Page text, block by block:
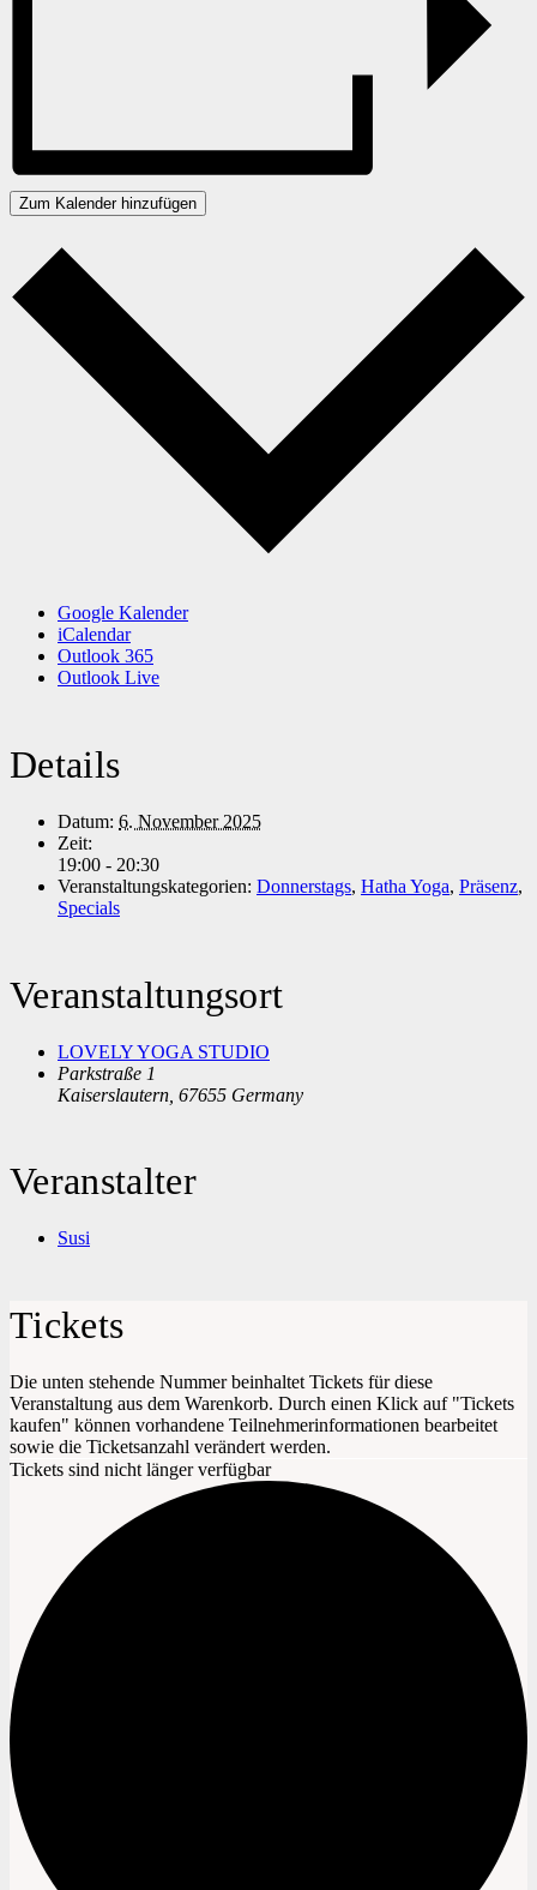
Zum Kalender hinzufügen
Google Kalender
iCalendar
Outlook 365
Outlook Live
Details
Datum: 6. November 2025
Zeit:
19:00 - 20:30
Veranstaltungskategorien: Donnerstags, Hatha Yoga, Präsenz,
Specials
Veranstaltungsort
LOVELY YOGA STUDIO
Parkstraße 1
Kaiserslautern 67655 Germany
Veranstalter
Susi
Tickets
Die unten stehende Nummer beinhaltet Tickets für diese
Veranstaltung aus dem Warenkorb. Durch einen Klick auf "Tickets
kaufen" können vorhandene Teilnehmerinformationen bearbeitet
sowie die Ticketsanzahl verändert werden.
Tickets sind nicht länger verfügbar